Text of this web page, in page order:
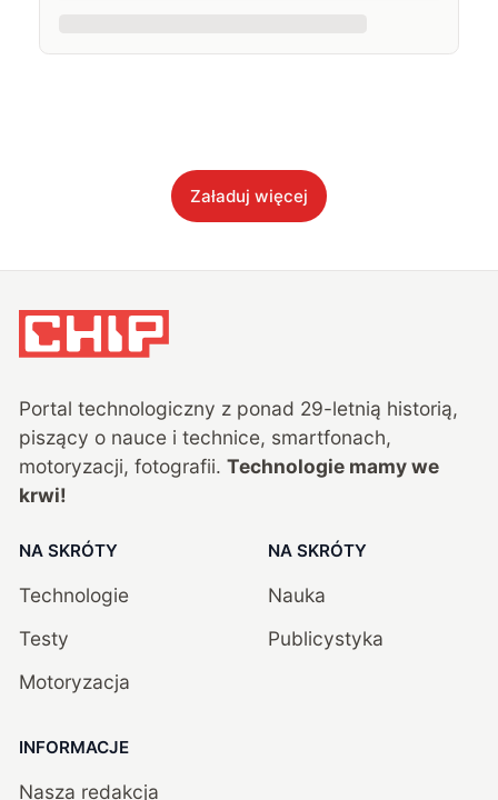
Załaduj więcej
Portal technologiczny z ponad 29-letnią historią,
piszący o nauce i technice, smartfonach,
motoryzacji, fotografii. Technologie mamy we
krwi!
NA SKRÓTY
Technologie
Testy
Motoryzacja
NA SKRÓTY
Nauka
Publicystyka
INFORMACJE
Nasza redakcja